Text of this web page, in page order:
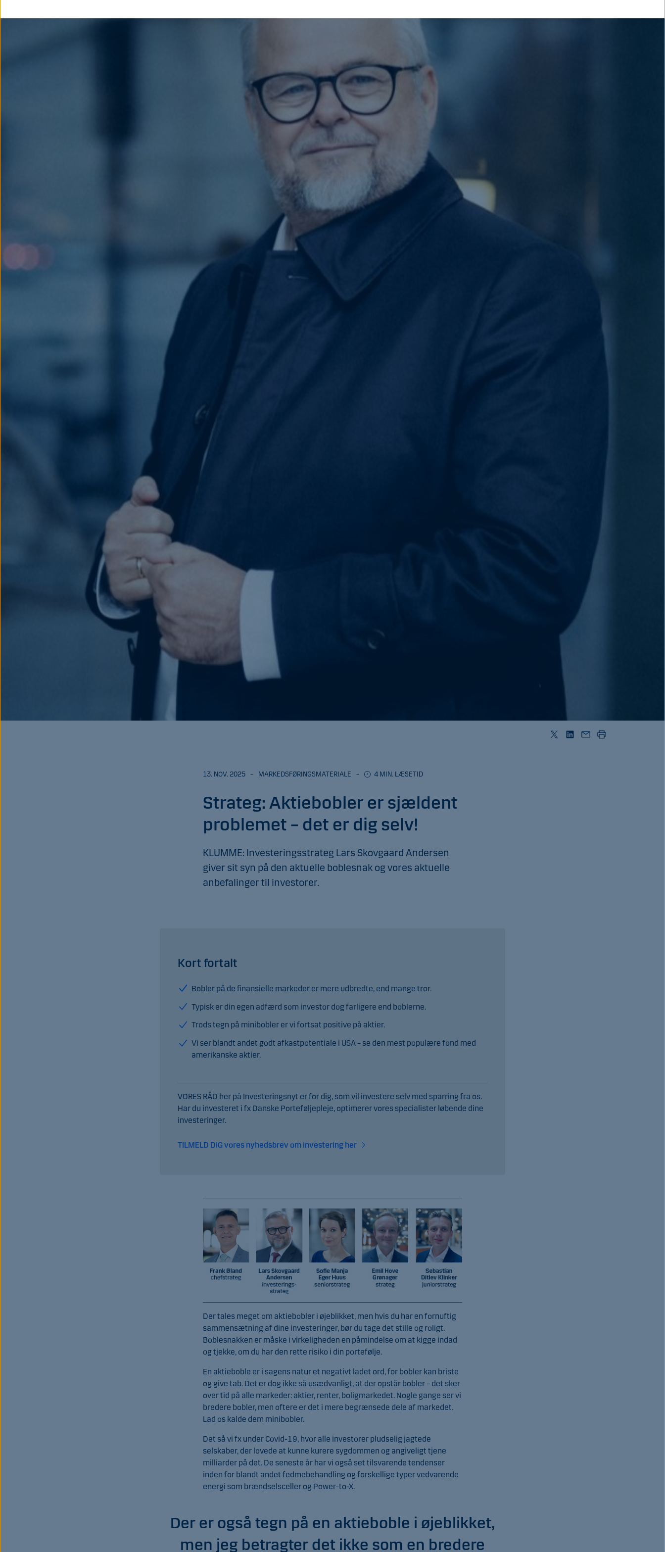
13. NOV. 2025 – MARKEDSFØRINGSMATERIALE – 4 MIN. LÆSETID
Strateg: Aktiebobler er sjældent
problemet – det er dig selv!
KLUMME: Investeringsstrateg Lars Skovgaard Andersen
giver sit syn på den aktuelle boblesnak og vores aktuelle
anbefalinger til investorer.
Kort fortalt
Bobler på de finansielle markeder er mere udbredte, end mange tror.
Typisk er din egen adfærd som investor dog farligere end boblerne.
Trods tegn på minibobler er vi fortsat positive på aktier.
Vi ser blandt andet godt afkastpotentiale i USA – se den mest populære fond med
amerikanske aktier.
VORES RÅD her på Investeringsnyt er for dig, som vil investere selv med sparring fra os.
Har du investeret i fx Danske Porteføljepleje, optimerer vores specialister løbende dine
investeringer.
TILMELD DIG vores nyhedsbrev om investering her
Der tales meget om aktiebobler i øjeblikket, men hvis du har en fornuftig
sammensætning af dine investeringer, bør du tage det stille og roligt.
Boblesnakken er måske i virkeligheden en påmindelse om at kigge indad
og tjekke, om du har den rette risiko i din portefølje.
En aktieboble er i sagens natur et negativt ladet ord, for bobler kan briste
og give tab. Det er dog ikke så usædvanligt, at der opstår bobler – det sker
over tid på alle markeder: aktier, renter, boligmarkedet. Nogle gange ser vi
bredere bobler, men oftere er det i mere begrænsede dele af markedet.
Lad os kalde dem minibobler.
Det så vi fx under Covid-19, hvor alle investorer pludselig jagtede
selskaber, der lovede at kunne kurere sygdommen og angiveligt tjene
milliarder på det. De seneste år har vi også set tilsvarende tendenser
inden for blandt andet fedmebehandling og forskellige typer vedvarende
energi som brændselsceller og Power-to-X.
Der er også tegn på en aktieboble i øjeblikket,
men jeg betragter det ikke som en bredere